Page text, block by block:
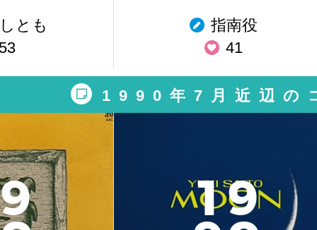
とも
指南役
41
1990年7月近辺の
9
19